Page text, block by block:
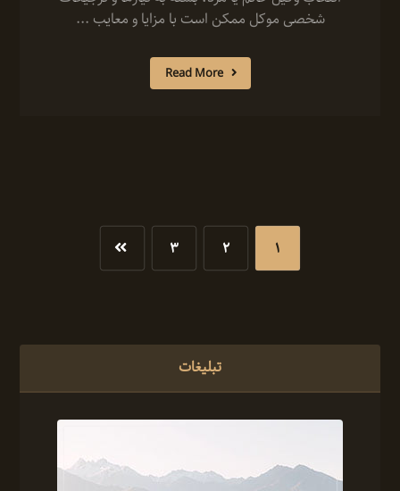
شخصی موکل ممکن است با مزایا و معایب ...
Read More
۱ ۲ ۳
تبلیغات